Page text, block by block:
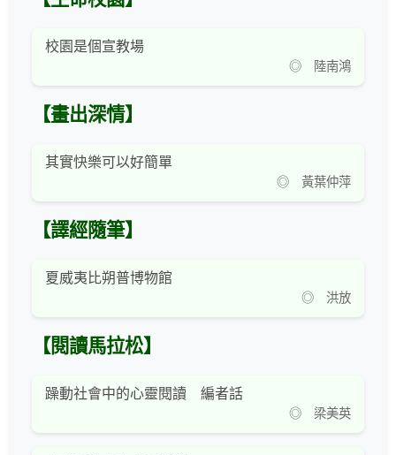
校園是個宣教場
◎ 陸南鴻
【畫出深情】
其實快樂可以好簡單
◎ 黃葉仲萍
【譯經隨筆】
夏威夷比朔普博物館
◎ 洪放
【閱讀馬拉松】
躁動社會中的心靈閱讀 編者話
◎ 梁美英